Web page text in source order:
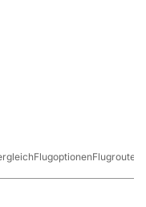
FlugoptionenFlugrouten